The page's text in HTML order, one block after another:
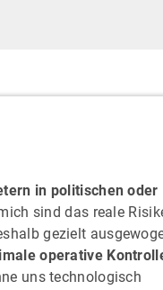
in politischen oder
sind das reale
gezielt
operative
uns technologisch